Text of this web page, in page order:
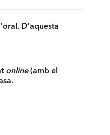
D'aquesta
online(amb el